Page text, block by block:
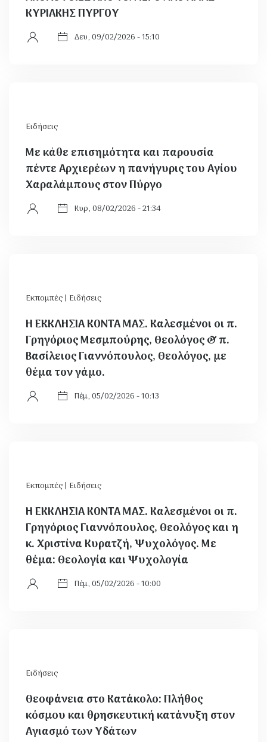
ΚΥΡΙΑΚΗΣ ΠΥΡΓΟΥ
Δευ, 09/02/2026 - 15:10
Ειδήσεις
Με κάθε επισημότητα και παρουσία
πέντε Αρχιερέων η πανήγυρις του Αγίου
Χαραλάμπους στον Πύργο
Κυρ, 08/02/2026 - 21:34
Εκπομπές| Ειδήσεις
Η ΕΚΚΛΗΣΙΑ ΚΟΝΤΑ ΜΑΣ. Καλεσμένοι οι π.
Γρηγόριος Μεσμπούρης, Θεολόγος & π.
Βασίλειος Γιαννόπουλος, Θεολόγος, με
θέμα τον γάμο.
Πέμ, 05/02/2026 - 10:13
Εκπομπές| Ειδήσεις
Η ΕΚΚΛΗΣΙΑ ΚΟΝΤΑ ΜΑΣ. Καλεσμένοι οι π.
Γρηγόριος Γιαννόπουλος, Θεολόγος και η
κ. Χριστίνα Κυρατζή, Ψυχολόγος. Με
θέμα: Θεολογία και Ψυχολογία
Πέμ, 05/02/2026 - 10:00
Ειδήσεις
Θεοφάνεια στο Κατάκολο: Πλήθος
κόσμου και θρησκευτική κατάνυξη στον
Αγιασμό των Υδάτων